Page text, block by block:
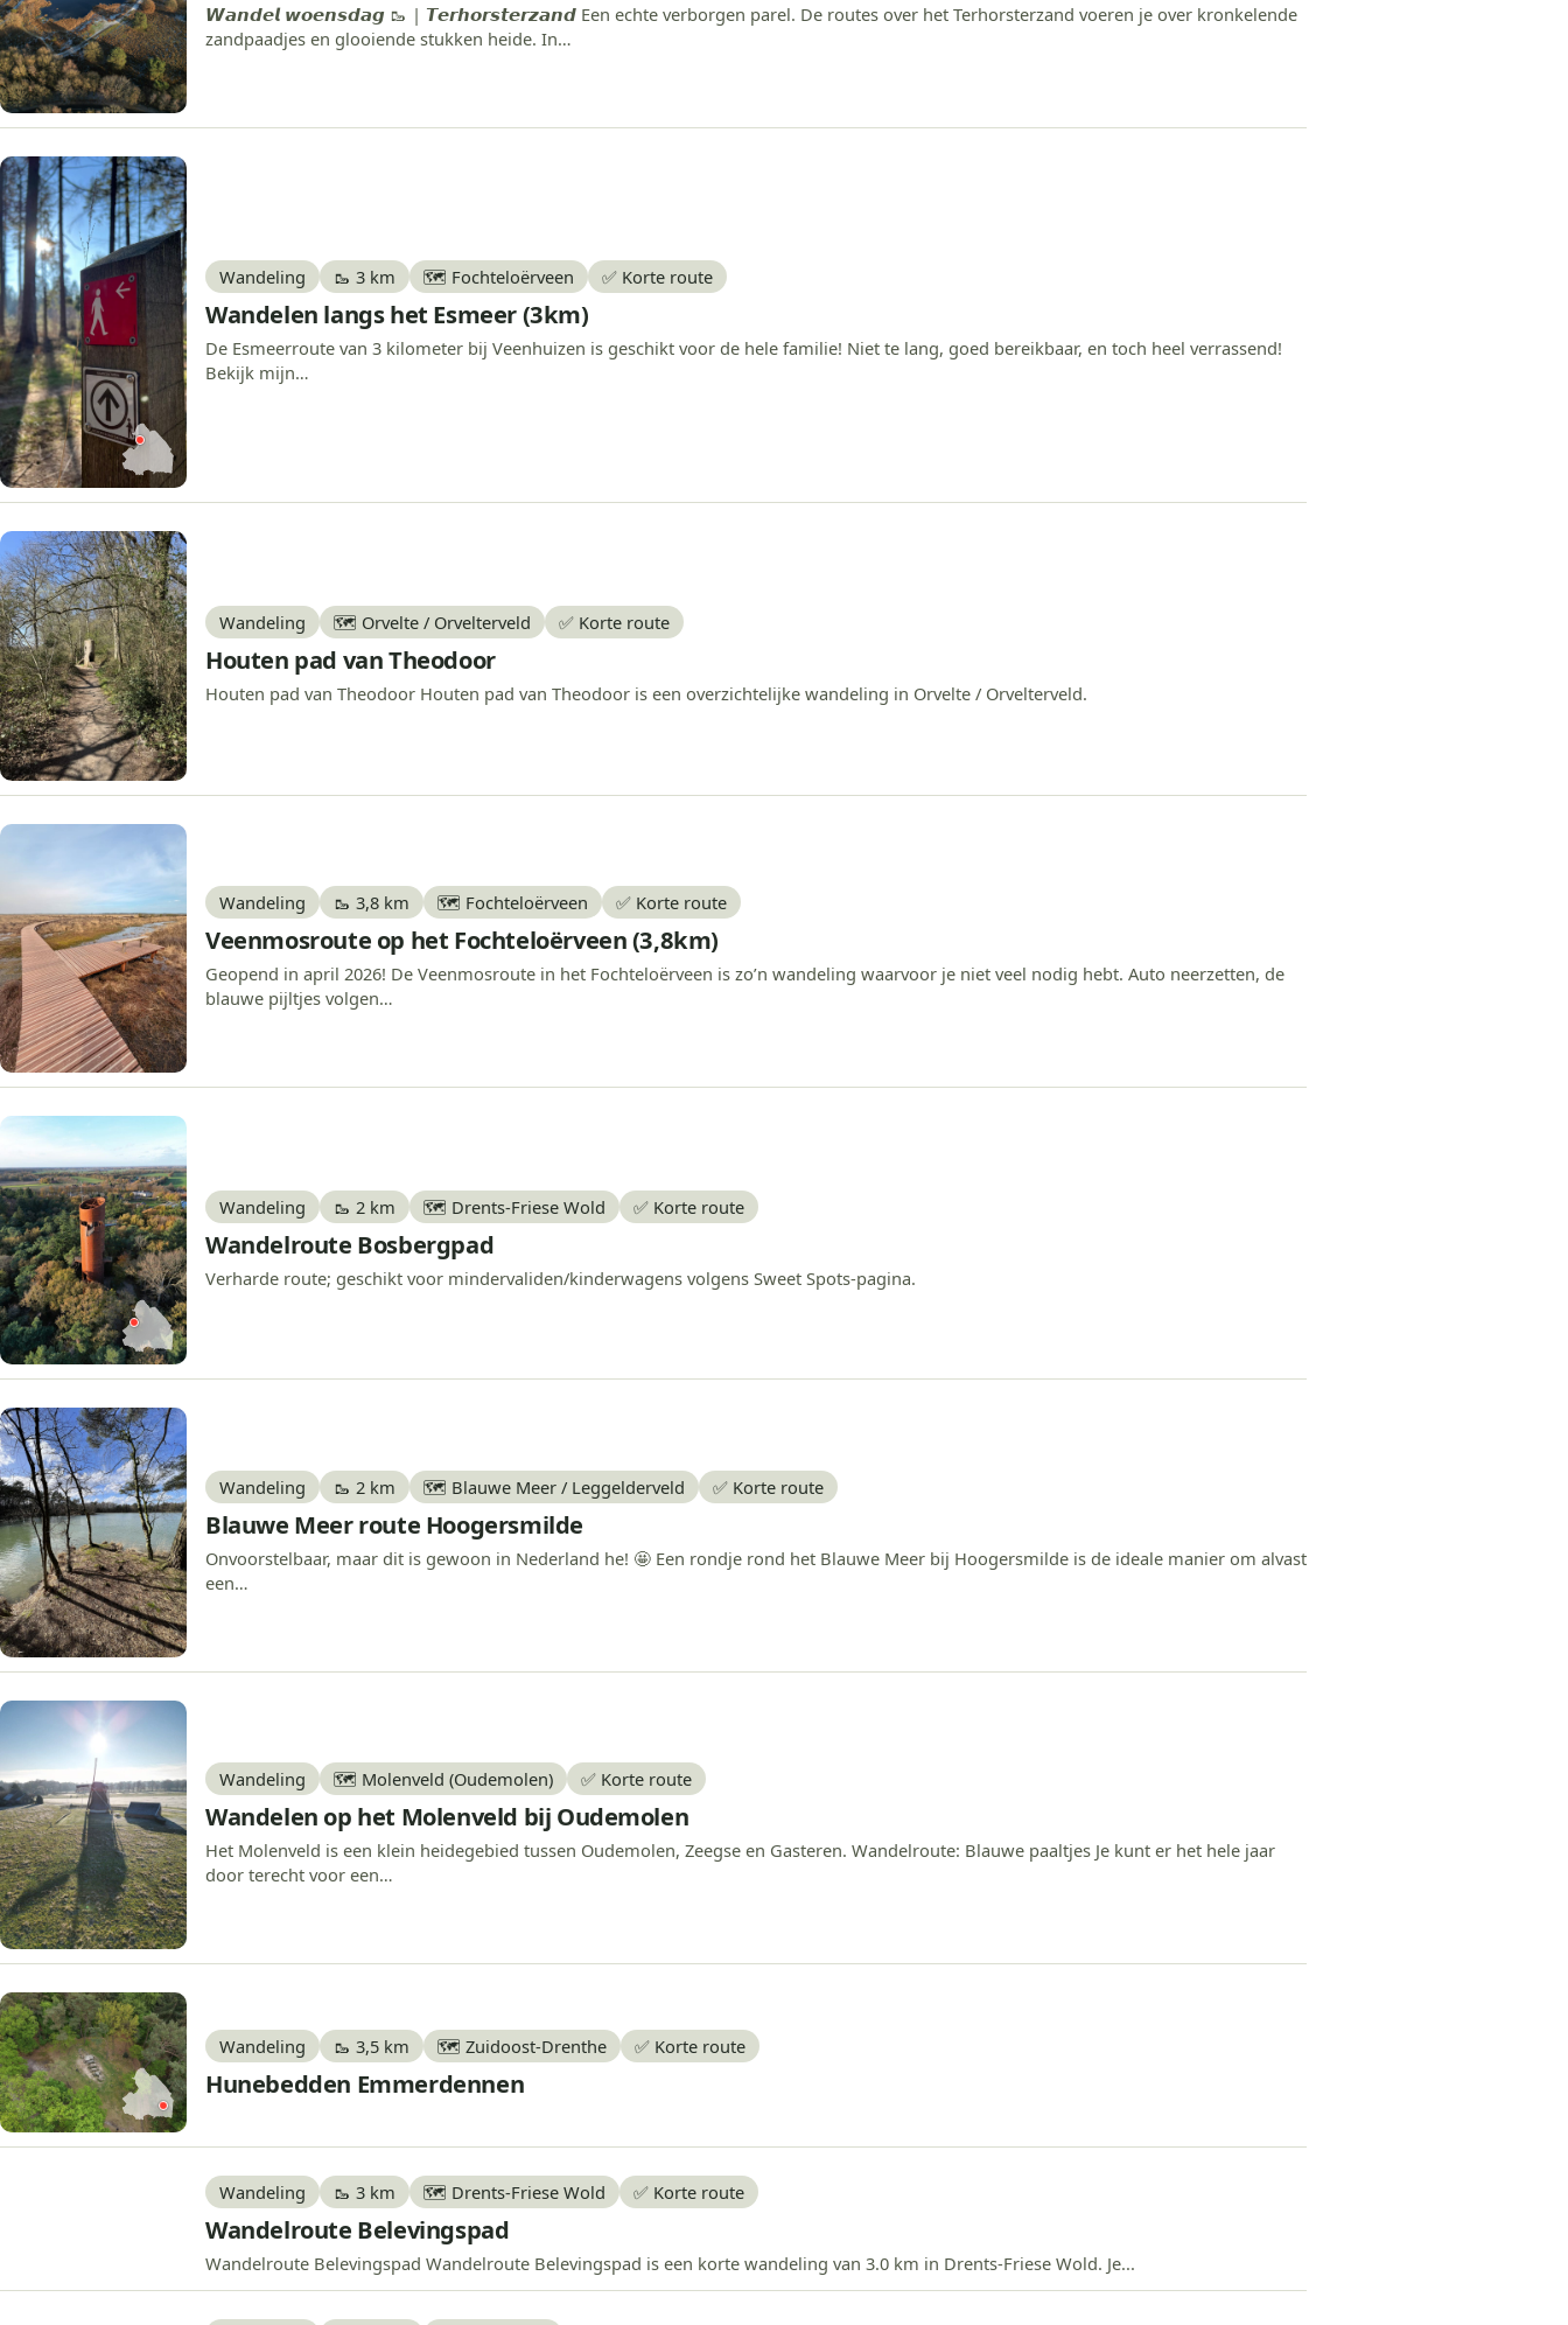
𝙒𝙖𝙣𝙙𝙚𝙡 𝙬𝙤𝙚𝙣𝙨𝙙𝙖𝙜 🥾 | 𝙏𝙚𝙧𝙝𝙤𝙧𝙨𝙩𝙚𝙧𝙯𝙖𝙣𝙙 Een echte verborgen parel. De routes over het Terhorsterzand voeren je over kronkelende
zandpaadjes en glooiende stukken heide. In…
Wandeling 🥾 3 km 🗺️ Fochteloërveen ✅ Korte route
Wandelen langs het Esmeer (3km)
De Esmeerroute van 3 kilometer bij Veenhuizen is geschikt voor de hele familie! Niet te lang, goed bereikbaar, en toch heel verrassend!
Bekijk mijn…
Wandeling 🗺️ Orvelte / Orvelterveld ✅ Korte route
Houten pad van Theodoor
Houten pad van Theodoor Houten pad van Theodoor is een overzichtelijke wandeling in Orvelte / Orvelterveld.
Wandeling 🥾 3,8 km 🗺️ Fochteloërveen ✅ Korte route
Veenmosroute op het Fochteloërveen (3,8km)
Geopend in april 2026! De Veenmosroute in het Fochteloërveen is zo’n wandeling waarvoor je niet veel nodig hebt. Auto neerzetten, de
blauwe pijltjes volgen…
Wandeling 🥾 2 km 🗺️ Drents-Friese Wold ✅ Korte route
Wandelroute Bosbergpad
Verharde route; geschikt voor mindervaliden/kinderwagens volgens Sweet Spots-pagina.
Wandeling 🥾 2 km 🗺️ Blauwe Meer / Leggelderveld ✅ Korte route
Blauwe Meer route Hoogersmilde
Onvoorstelbaar, maar dit is gewoon in Nederland he! 🤩 Een rondje rond het Blauwe Meer bij Hoogersmilde is de ideale manier om alvast
een…
Wandeling 🗺️ Molenveld (Oudemolen) ✅ Korte route
Wandelen op het Molenveld bij Oudemolen
Het Molenveld is een klein heidegebied tussen Oudemolen, Zeegse en Gasteren. Wandelroute: Blauwe paaltjes Je kunt er het hele jaar
door terecht voor een…
Wandeling 🥾 3,5 km 🗺️ Zuidoost-Drenthe ✅ Korte route
Hunebedden Emmerdennen
Wandeling 🥾 3 km 🗺️ Drents-Friese Wold ✅ Korte route
Wandelroute Belevingspad
Wandelroute Belevingspad Wandelroute Belevingspad is een korte wandeling van 3.0 km in Drents-Friese Wold. Je...